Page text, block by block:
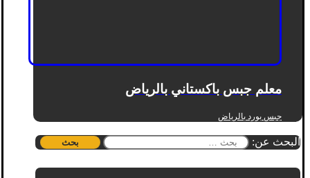
معلم جبس باكستاني بالرياض
جبس بورد بالرياض
البحث عن: